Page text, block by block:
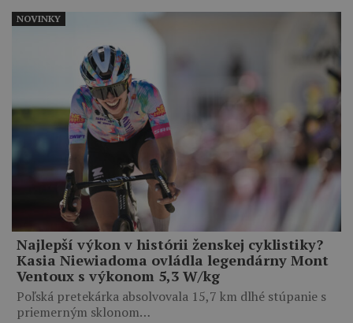
Najlepší výkon v histórii ženskej cyklistiky?
Kasia Niewiadoma ovládla legendárny Mont
Ventoux s výkonom 5,3 W/kg
Poľská pretekárka absolvovala 15,7 km dlhé stúpanie s
priemerným sklonom…
NOVINKY